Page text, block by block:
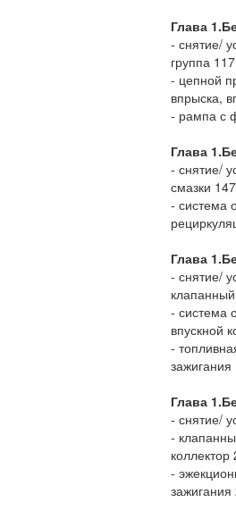
Глава
- снятие/
группа 117
- цепной
впрыска,
- рампа с
Глава
- снятие/
смазки 147
- система
Глава
- снятие/
- система
впускной
-
зажигания
Глава
- снятие/
-
коллектор
-
зажигания